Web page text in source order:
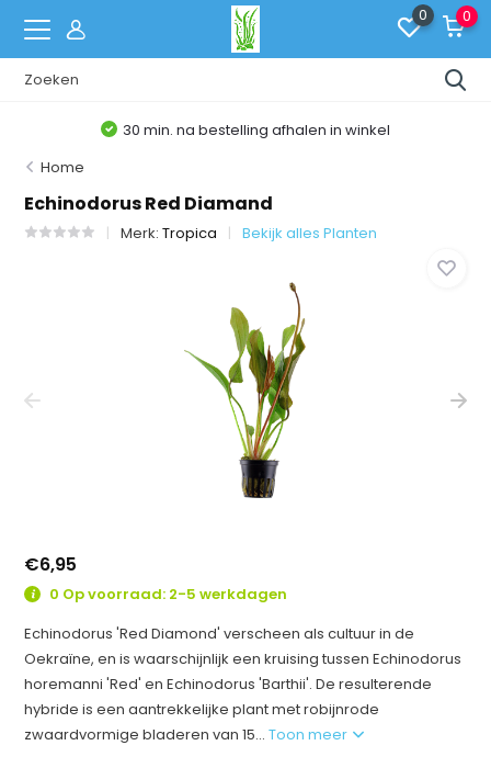
0 0
30 min. na bestelling afhalen in winkel
Home
Echinodorus Red Diamand
Merk:Tropica Bekijk alles Planten
€6,95
0 Op voorraad: 2-5 werkdagen
Echinodorus 'Red Diamond' verscheen als cultuur in de
Oekraïne, en is waarschijnlijk een kruising tussen Echinodorus
horemanni 'Red' en Echinodorus 'Barthii'. De resulterende
hybride is een aantrekkelijke plant met robijnrode
zwaardvormige bladeren van 15...Toon meer